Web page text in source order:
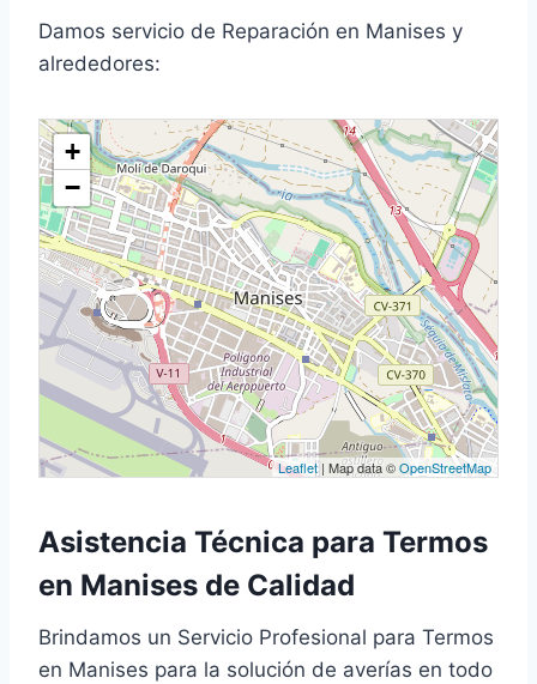
Damos servicio de Reparación en Manises y
alrededores:
+
−
Leaflet| Map data ©OpenStreetMap
Asistencia Técnica para Termos
en Manises de Calidad
Brindamos un Servicio Profesional para Termos
en Manises para la solución de averías en todo